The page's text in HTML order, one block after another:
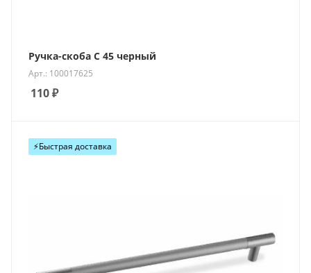
Ручка-скоба С 45 черный
Арт.: 100017625
110₽
⚡️Быстрая доставка